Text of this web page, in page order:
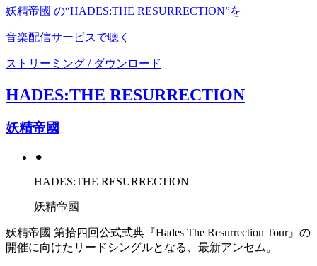
妖精帝國 の“HADES:THE RESURRECTION”を
音楽配信サービスで聴く
ストリーミング / ダウンロード
HADES:THE RESURRECTION
妖精帝國
⚫︎
HADES:THE RESURRECTION
妖精帝國
妖精帝國 第拾四回公式式典『Hades The Resurrection Tour』の
開催に向けたリードシングルとなる、最新アンセム。